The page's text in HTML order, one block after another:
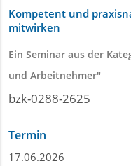
Kompetent und
mitwirken
Ein Seminar aus der
und Arbeitnehmer"
bzk-0288-2625
Termin
17.06.2026